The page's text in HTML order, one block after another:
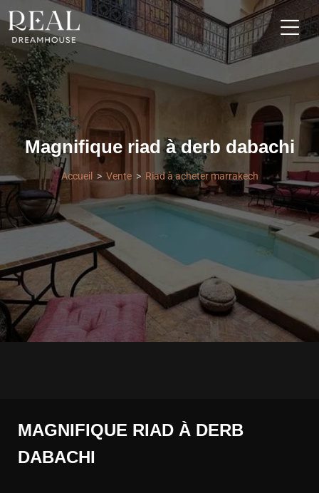
Magnifique riad à derb dabachi
Accueil Vente Riad à acheter marrakech
MAGNIFIQUE RIAD À DERB
DABACHI